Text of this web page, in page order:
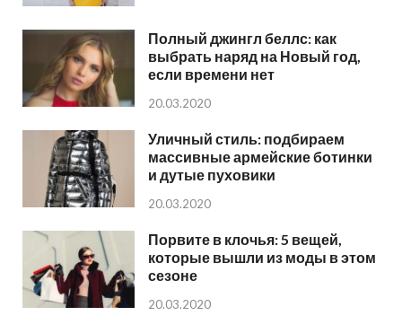
Полный джингл беллс: как
выбрать наряд на Новый год,
если времени нет
20.03.2020
Уличный стиль: подбираем
массивные армейские ботинки
и дутые пуховики
20.03.2020
Порвите в клочья: 5 вещей,
которые вышли из моды в этом
сезоне
20.03.2020